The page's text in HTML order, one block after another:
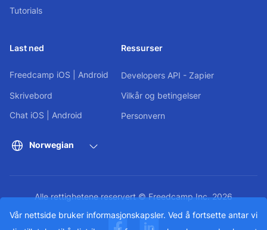
Vår nettside bruker informasjonskapsler. Ved å fortsette antar vi
Tutorials
Last ned
Freedcamp iOS Android
Skrivebord
Chat iOS Android
Ressurser
Developers API - Zapier
Vilkår og betingelser
Personvern
Alle rettighetene reservert © Freedcamp Inc. 2026
Norwegian